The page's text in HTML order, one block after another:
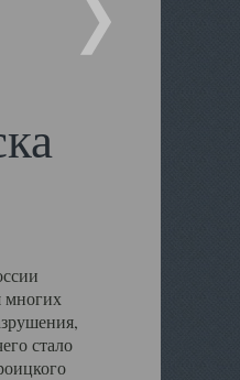
многих
стало